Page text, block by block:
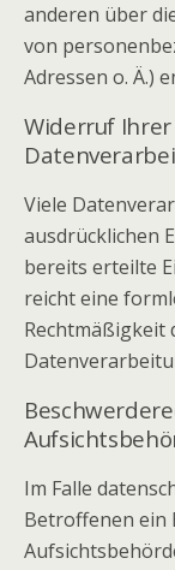
anderen über
von
Adressen o. Ä.)
Widerruf
Viele
ausdrücklichen
bereits erteilte
reicht eine
Rechtmäßigkeit
Im Falle
Betroffenen ein